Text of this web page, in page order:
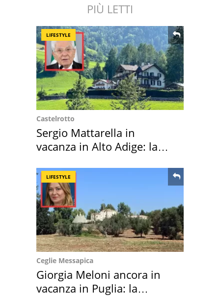
PIÙ LETTI
LIFESTYLE
Castelrotto
Sergio Mattarella in
vacanza in Alto Adige: la
LIFESTYLE
Ceglie Messapica
Giorgia Meloni ancora in
vacanza in Puglia: la